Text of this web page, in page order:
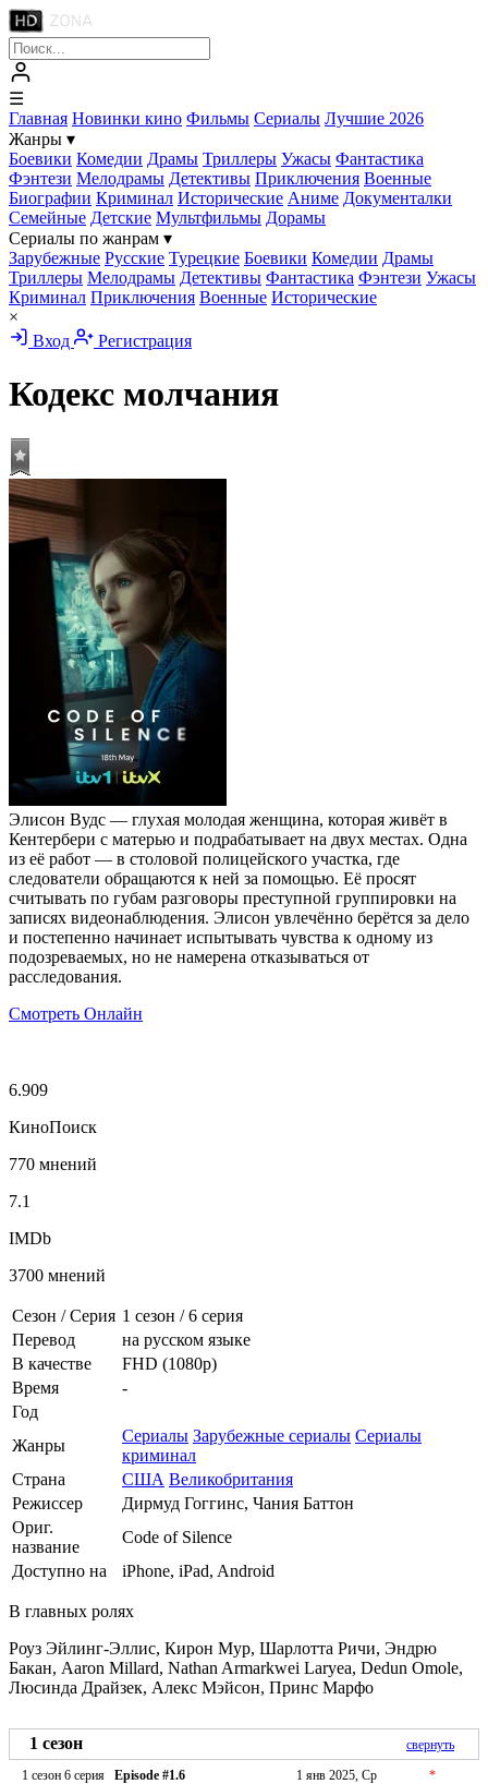
☰
Главная Новинки кино Фильмы Сериалы Лучшие 2026
Жанры ▾
Боевики Комедии Драмы Триллеры Ужасы Фантастика
Фэнтези Мелодрамы Детективы Приключения Военные
Биографии Криминал Исторические Аниме Документалки
Семейные Детские Мультфильмы Дорамы
Сериалы по жанрам ▾
Зарубежные Русские Турецкие Боевики Комедии Драмы
Триллеры Мелодрамы Детективы Фантастика Фэнтези Ужасы
Криминал Приключения Военные Исторические
×
Вход
Регистрация
Кодекс молчания
Элисон Вудс — глухая молодая женщина, которая живёт в
Кентербери с матерью и подрабатывает на двух местах. Одна
из её работ — в столовой полицейского участка, где
следователи обращаются к ней за помощью. Её просят
считывать по губам разговоры преступной группировки на
записях видеонаблюдения. Элисон увлечённо берётся за дело
и постепенно начинает испытывать чувства к одному из
подозреваемых, но не намерена отказываться от
расследования.
Смотреть Онлайн
6.909
КиноПоиск
770 мнений
7.1
IMDb
3700 мнений
Сезон / Серия 1 сезон /6 серия
Перевод
на русском языке
В качестве
FHD (1080p)
Время
-
Год
Жанры
Сериалы Зарубежные сериалы Сериалы
криминал
Страна
США Великобритания
Режиссер
Дирмуд Гоггинс, Чания Баттон
Ориг.
название
Code of Silence
Доступно на
iPhone, iPad, Android
В главных ролях
Роуз Эйлинг-Эллис, Кирон Мур, Шарлотта Ричи, Эндрю
Бакан, Aaron Millard, Nathan Armarkwei Laryea, Dedun Omole,
Люсинда Драйзек, Алекс Мэйсон, Принс Марфо
1 сезон
свернуть
1 сезон 6 серия
Episode #1.6 1 янв 2025, Ср
*